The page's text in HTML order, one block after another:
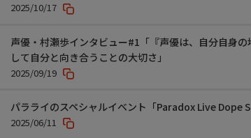
2025/10/17
声優・村瀬歩インタビュー#1「『声優は、自分自身
して自分と向き合うことの大切さ」
2025/09/19
パラライのスペシャルイベント「Paradox Live Dope
2025/06/11